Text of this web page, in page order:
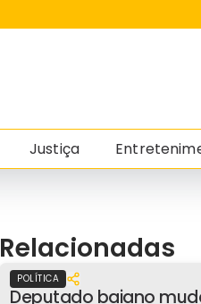
Justiça
Relacionadas
POLÍTICA
Deputado baiano